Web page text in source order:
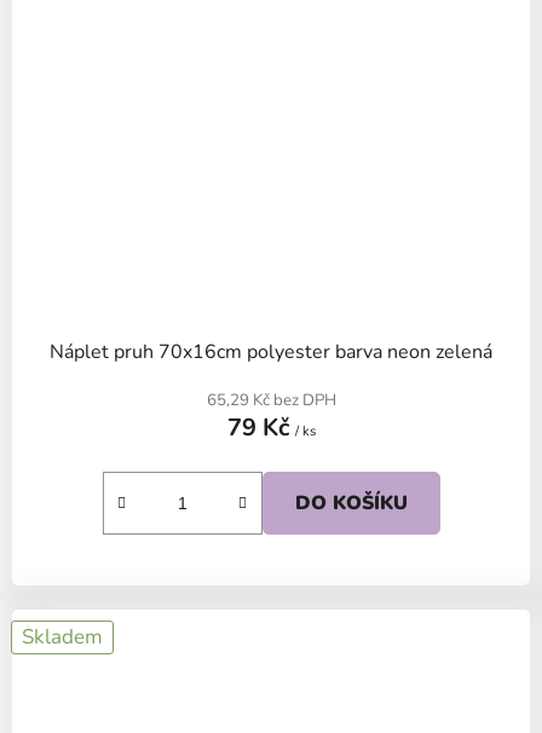
Náplet pruh 70x16cm polyester barva neon zelená
65,29 Kč bez DPH
79 Kč / ks
DO KOŠÍKU
Skladem